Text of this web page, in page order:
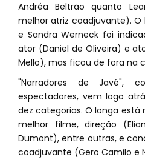
Andréa Beltrão quanto
melhor atriz coadjuvante). O
e Sandra Werneck foi
ator (Daniel de Oliveira) e
Mello), mas ficou de fora na
"Narradores de Javé",
espectadores, vem logo
dez categorias. O longa está
melhor filme, direção
Dumont), entre outras, e
coadjuvante (Gero Camilo e